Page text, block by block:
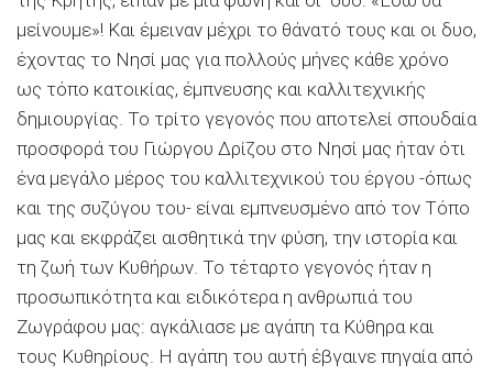
μείνουμε»! Και έμειναν μέχρι το θάνατό τους και οι δυο,
έχοντας το Νησί μας για πολλούς μήνες κάθε χρόνο
ως τόπο κατοικίας, έμπνευσης και καλλιτεχνικής
δημιουργίας. Το τρίτο γεγονός που αποτελεί σπουδαία
προσφορά του Γιώργου Δρίζου στο Νησί μας ήταν ότι
ένα μεγάλο μέρος του καλλιτεχνικού του έργου -όπως
και της συζύγου του- είναι εμπνευσμένο από τον Τόπο
μας και εκφράζει αισθητικά την φύση, την ιστορία και
τη ζωή των Κυθήρων. Το τέταρτο γεγονός ήταν η
προσωπικότητα και ειδικότερα η ανθρωπιά του
Ζωγράφου μας: αγκάλιασε με αγάπη τα Κύθηρα και
τους Κυθηρίους. Η αγάπη του αυτή έβγαινε πηγαία από